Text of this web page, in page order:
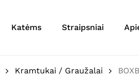
Katėms Straipsniai
Kramtukai / Graužalai
Būkite pirmas aprašęs
Jūsų įvertinimas *